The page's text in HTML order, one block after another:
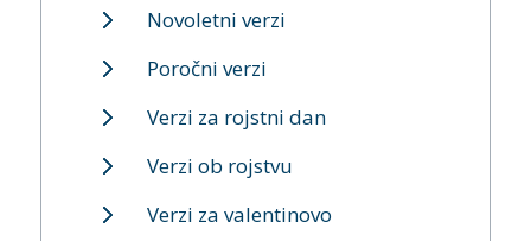
Novoletni verzi
Poročni verzi
Verzi za rojstni dan
Verzi ob rojstvu
Verzi za valentinovo